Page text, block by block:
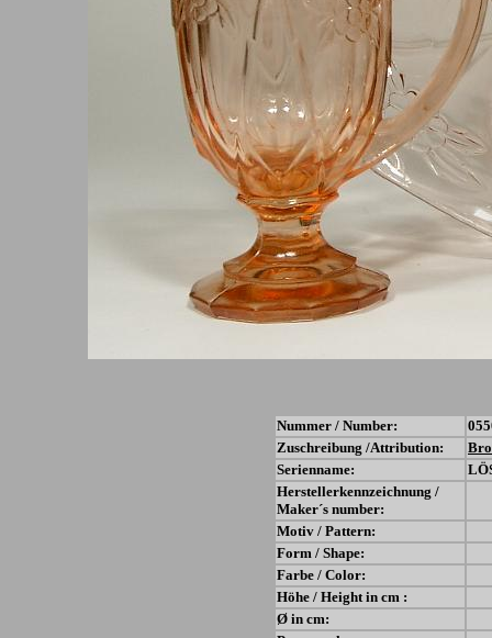
Nummer / Number:
Zuschreibung /Attribution:
Serienname:
Herstellerkennzeichnung /
Maker´s number:
Motiv / Pattern:
Form / Shape:
Farbe / Color:
Höhe / Height in cm :
Ø in cm: